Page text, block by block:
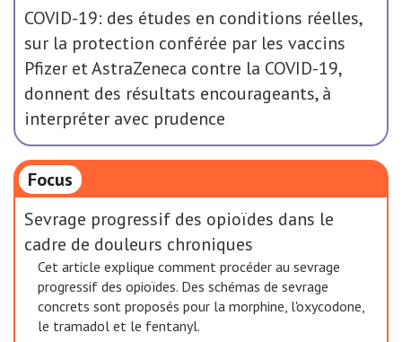
COVID-19: des études en conditions réelles,
sur la protection conférée par les vaccins
Pfizer et AstraZeneca contre la COVID-19,
donnent des résultats encourageants, à
interpréter avec prudence
Focus
Sevrage progressif des opioïdes dans le
cadre de douleurs chroniques
Cet article explique comment procéder au sevrage
progressif des opioïdes. Des schémas de sevrage
concrets sont proposés pour la morphine, l'oxycodone,
le tramadol et le fentanyl.